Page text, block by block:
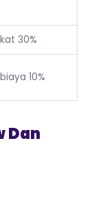
30%
10%
Dan